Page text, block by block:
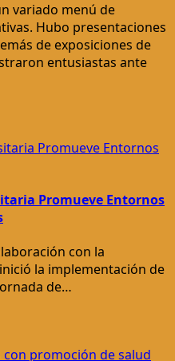
variado menú de
Hubo presentaciones
de exposiciones de
entusiastas ante
Promueve Entornos
con la
la implementación de
de…